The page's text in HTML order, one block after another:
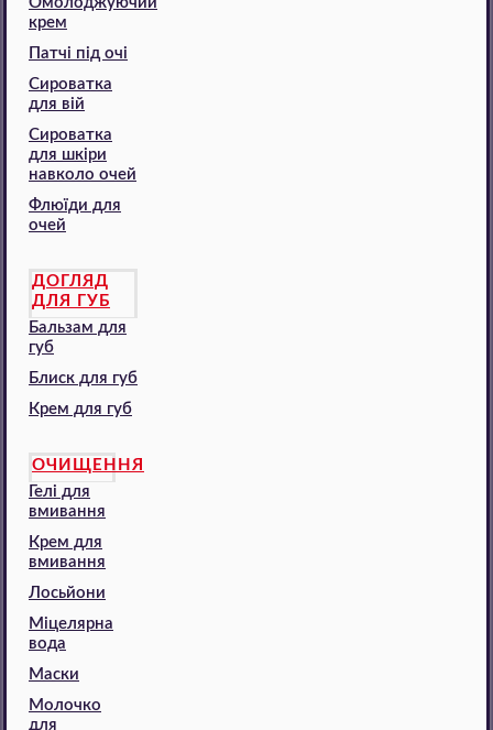
крем
Патчі під очі
Сироватка
для вій
Сироватка
для шкіри
навколо очей
Флюїди для
очей
ДОГЛЯД
ДЛЯ ГУБ
Бальзам для
губ
Блиск для губ
Крем для губ
ОЧИЩЕННЯ
Гелі для
вмивання
Крем для
вмивання
Лосьйони
Міцелярна
вода
Маски
Молочко
для